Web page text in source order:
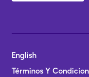
English
Términos Y